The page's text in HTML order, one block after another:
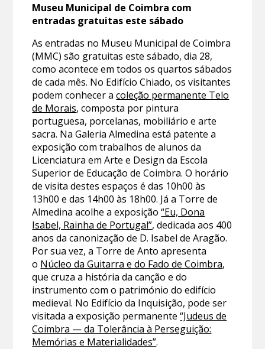
Museu Municipal de Coimbra com
entradas gratuitas este sábado
As entradas no Museu Municipal de Coimbra
(MMC) são gratuitas este sábado, dia 28,
como acontece em todos os quartos sábados
de cada mês. No Edifício Chiado, os visitantes
podem conhecer acoleção permanente Telo
de Morais, composta por pintura
portuguesa, porcelanas, mobiliário e arte
sacra. Na Galeria Almedina está patente a
exposição com trabalhos de alunos da
Licenciatura em Arte e Design da Escola
Superior de Educação de Coimbra. O horário
de visita destes espaços é das 10h00 às
13h00 e das 14h00 às 18h00. Já a Torre de
Almedina acolhe a exposição“Eu, Dona
Isabel, Rainha de Portugal”, dedicada aos 400
anos da canonização de D. Isabel de Aragão.
Por sua vez, a Torre de Anto apresenta
o Núcleo da Guitarra e do Fado de Coimbra,
que cruza a história da canção e do
instrumento com o património do edifício
medieval. No Edifício da Inquisição, pode ser
visitada a exposição permanente“Judeus de
Coimbra — da Tolerância à Perseguição:
Memórias e Materialidades”.